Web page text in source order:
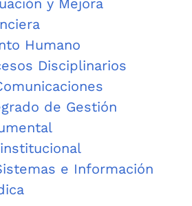
Humano
Disciplinarios
de Gestión
e Información